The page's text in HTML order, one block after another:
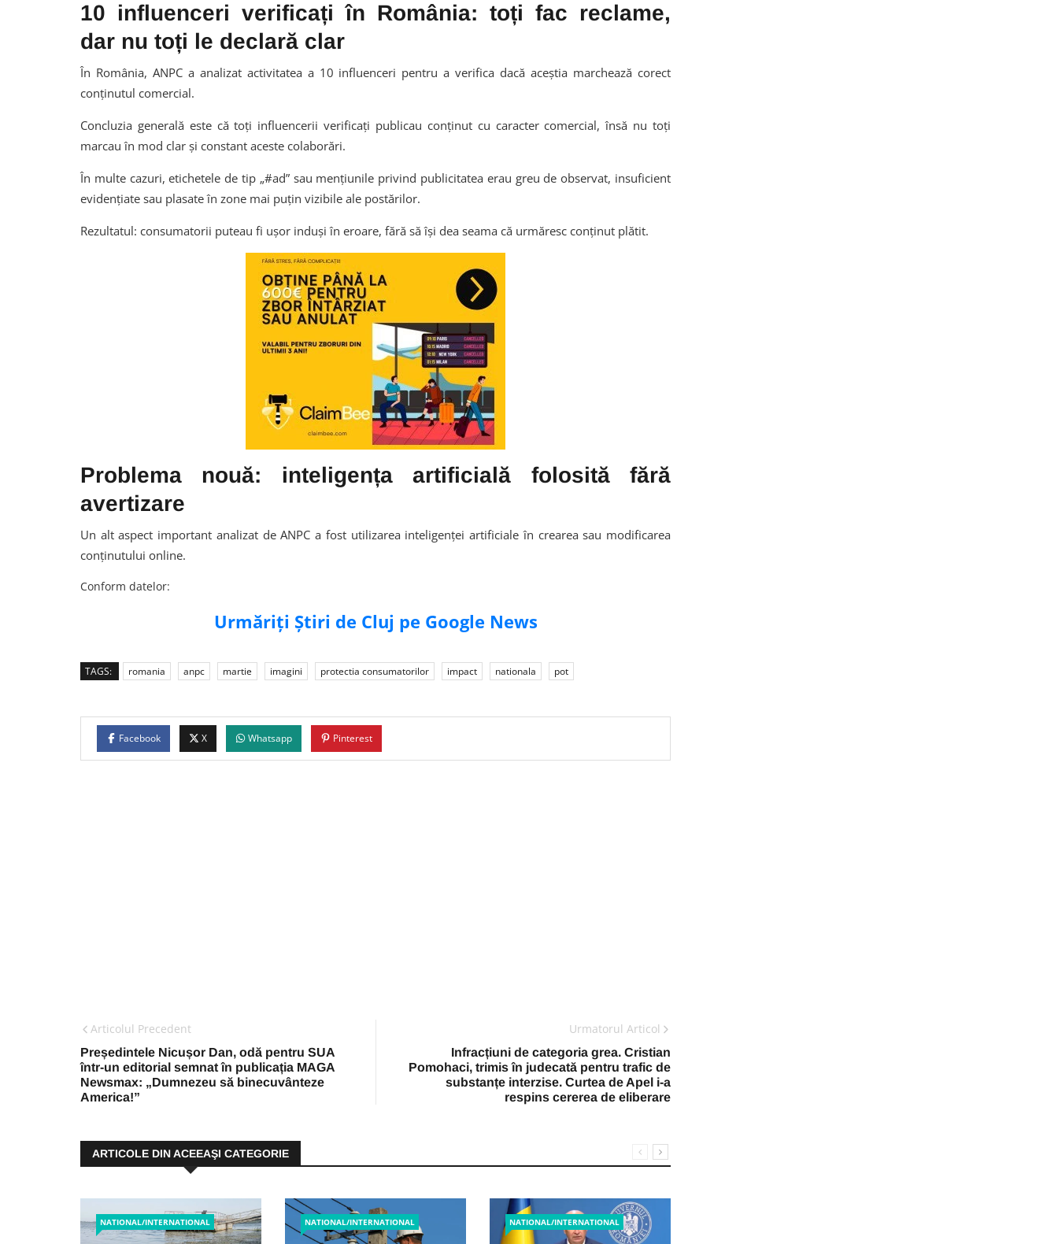
10 influenceri verificați în România: toți fac reclame,
dar nu toți le declară clar
În România, ANPC a analizat activitatea a 10 influenceri pentru a verifica dacă aceștia marchează corect
conținutul comercial.
Concluzia generală este că toți influencerii verificați publicau conținut cu caracter comercial, însă nu toți
marcau în mod clar și constant aceste colaborări.
În multe cazuri, etichetele de tip „#ad” sau mențiunile privind publicitatea erau greu de observat, insuficient
evidențiate sau plasate în zone mai puțin vizibile ale postărilor.
Rezultatul: consumatorii puteau fi ușor induși în eroare, fără să își dea seama că urmăresc conținut plătit.
Problema nouă: inteligența artificială folosită fără
avertizare
Un alt aspect important analizat de ANPC a fost utilizarea inteligenței artificiale în crearea sau modificarea
conținutului online.
Conform datelor:
Urmăriți Știri de Cluj pe Google News
TAGS: romania anpc martie imagini protectia consumatorilor impact nationala pot
Facebook X Whatsapp Pinterest
Articolul Precedent
Președintele Nicușor Dan, odă pentru SUA
într-un editorial semnat în publicația MAGA
Newsmax: „Dumnezeu să binecuvânteze
America!”
Urmatorul Articol
Infracțiuni de categoria grea. Cristian
Pomohaci, trimis în judecată pentru trafic de
substanțe interzise. Curtea de Apel i-a
respins cererea de eliberare
ARTICOLE DIN ACEEAŞI CATEGORIE
NATIONAL/INTERNATIONAL NATIONAL/INTERNATIONAL NATIONAL/INTERNATIONAL